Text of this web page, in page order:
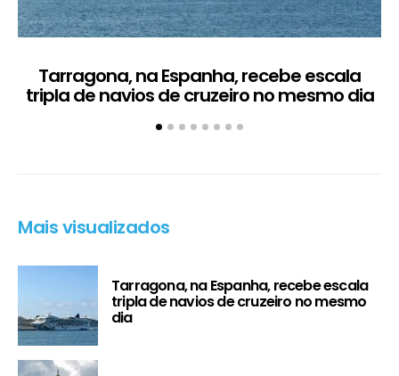
Tarragona, na Espanha, recebe escala
tripla de navios de cruzeiro no mesmo dia
Mais visualizados
Tarragona, na Espanha, recebe escala
tripla de navios de cruzeiro no mesmo
dia